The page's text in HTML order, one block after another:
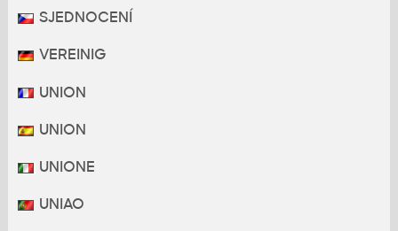
SJEDNOCENÍ
VEREINIG
UNION
UNION
UNIONE
UNIAO